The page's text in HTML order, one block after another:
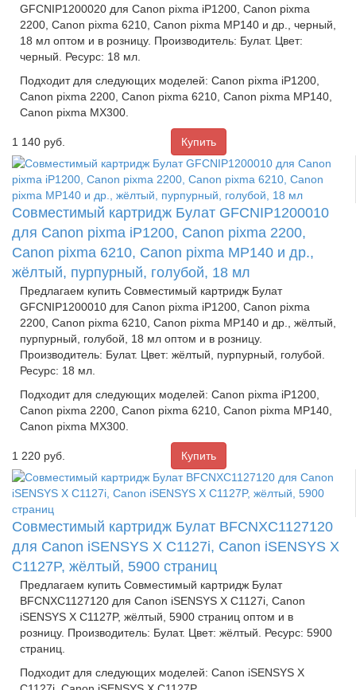
GFCNIP1200020 для Canon pixma iP1200, Canon pixma
2200, Canon pixma 6210, Canon pixma MP140 и др., черный,
18 мл оптом и в розницу. Производитель: Булат. Цвет:
черный. Ресурс: 18 мл.
Подходит для следующих моделей: Canon pixma iP1200,
Canon pixma 2200, Canon pixma 6210, Canon pixma MP140,
Canon pixma MX300.
1 140 руб.
Совместимый картридж Булат GFCNIP1200010
для Canon pixma iP1200, Canon pixma 2200,
Canon pixma 6210, Canon pixma MP140 и др.,
жёлтый, пурпурный, голубой, 18 мл
Предлагаем купить Совместимый картридж Булат
GFCNIP1200010 для Canon pixma iP1200, Canon pixma
2200, Canon pixma 6210, Canon pixma MP140 и др., жёлтый,
пурпурный, голубой, 18 мл оптом и в розницу.
Производитель: Булат. Цвет: жёлтый, пурпурный, голубой.
Ресурс: 18 мл.
Подходит для следующих моделей: Canon pixma iP1200,
Canon pixma 2200, Canon pixma 6210, Canon pixma MP140,
Canon pixma MX300.
1 220 руб.
Совместимый картридж Булат BFCNXC1127120
для Canon iSENSYS X C1127i, Canon iSENSYS X
C1127P, жёлтый, 5900 страниц
Предлагаем купить Совместимый картридж Булат
BFCNXC1127120 для Canon iSENSYS X C1127i, Canon
iSENSYS X C1127P, жёлтый, 5900 страниц оптом и в
розницу. Производитель: Булат. Цвет: жёлтый. Ресурс: 5900
страниц.
Подходит для следующих моделей: Canon iSENSYS X